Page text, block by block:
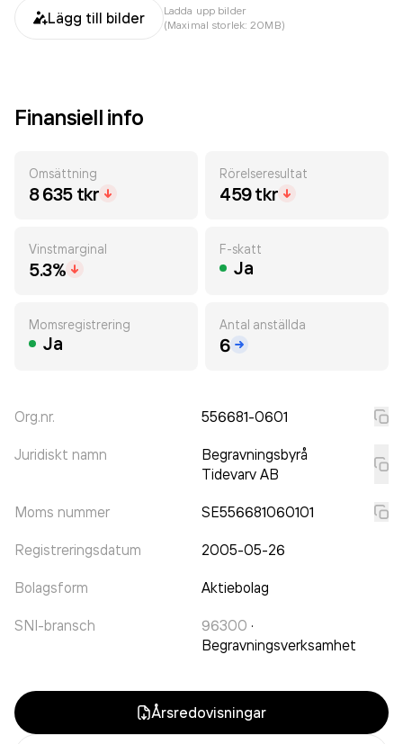
Lägg till bilder
Ladda upp bilder
(Maximal storlek: 20MB)
Finansiell info
Omsättning
8 635 tkr
Rörelseresultat
459 tkr
Vinstmarginal
5.3%
F-skatt
Ja
Momsregistrering
Ja
Antal anställda
6
Org.nr. 556681-0601
Juridiskt namn
Begravningsbyrå
Tidevarv AB
Moms nummer SE556681060101
Registreringsdatum 2005-05-26
Bolagsform Aktiebolag
SNI-bransch 96300 ·
Begravningsverksamhet
Årsredovisningar